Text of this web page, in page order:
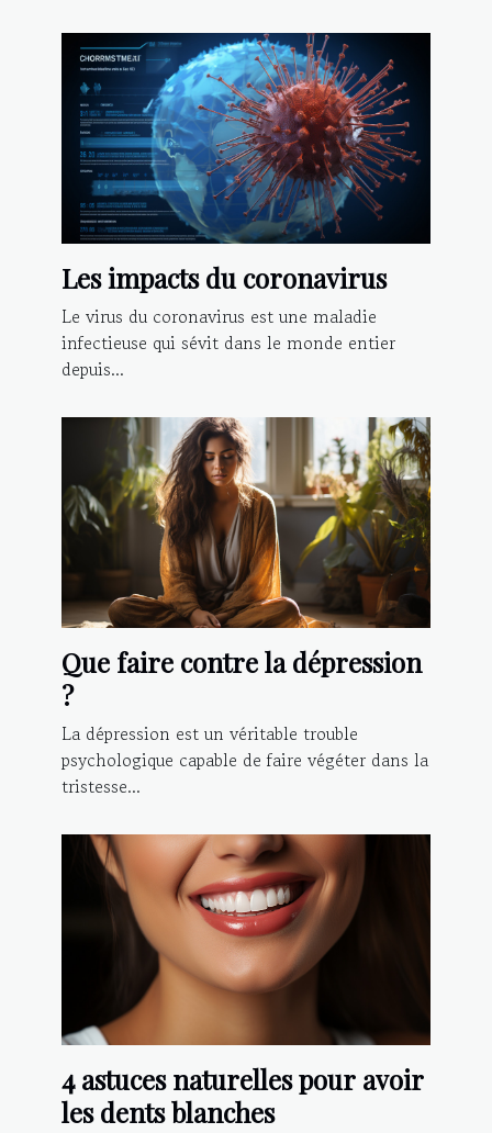
Les impacts du coronavirus
Le virus du coronavirus est une maladie
infectieuse qui sévit dans le monde entier
depuis...
Que faire contre la dépression
?
La dépression est un véritable trouble
psychologique capable de faire végéter dans la
tristesse...
4 astuces naturelles pour avoir
les dents blanches